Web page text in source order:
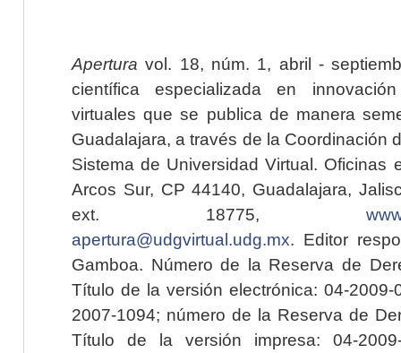
Apertura vol. 18, núm. 1, abril -
científica especializada en
virtuales que se publica de manera
Guadalajara, a través de la Coordinación
Sistema de Universidad Virtual. Oficinas
Arcos Sur, CP 44140, Guadalajara,
ext. 18775,
apertura@udgvirtual.udg.mx. Editor
Gamboa. Número de la Reserva de
Título de la versión electrónica: 04-2009-
2007-1094; número de la Reserva de
Título de la versión impresa: 04-2009-